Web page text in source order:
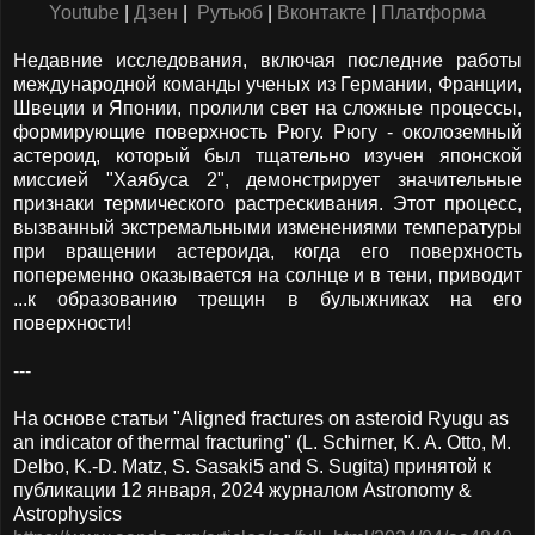
Youtube Дзен Рутьюб Вконтакте Платформа
Недавние исследования, включая последние работы
международной команды ученых из Германии, Франции,
Швеции и Японии, пролили свет на сложные процессы,
формирующие поверхность Рюгу. Рюгу - околоземный
астероид, который был тщательно изучен японской
миссией "Хаябуса 2", демонстрирует значительные
признаки термического растрескивания. Этот процесс,
вызванный экстремальными изменениями температуры
при вращении астероида, когда его поверхность
попеременно оказывается на солнце и в тени, приводит
...к образованию трещин в булыжниках на его
поверхности!
---
На основе статьи "Aligned fractures on asteroid Ryugu as
an indicator of thermal fracturing" (L. Schirner, K. A. Otto, M.
Delbo, K.-D. Matz, S. Sasaki5 and S. Sugita) принятой к
публикации 12 января, 2024 журналом Astronomy &
Astrophysics